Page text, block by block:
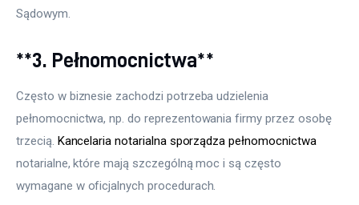
Sądowym.
**3. Pełnomocnictwa**
Często w biznesie zachodzi potrzeba udzielenia
pełnomocnictwa, np. do reprezentowania firmy przez osobę
trzecią. Kancelaria notarialna sporządza pełnomocnictwa
notarialne, które mają szczególną moc i są często
wymagane w oficjalnych procedurach.